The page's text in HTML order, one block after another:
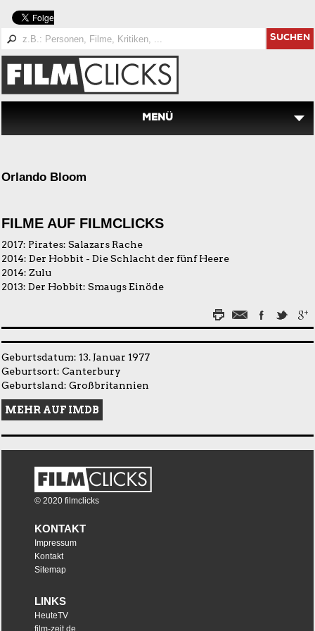
SUCHEN
MENÜ
Orlando Bloom
FILME AUF FILMCLICKS
2017: Pirates: Salazars Rache
2014: Der Hobbit - Die Schlacht der fünf Heere
2014: Zulu
2013: Der Hobbit: Smaugs Einöde
Geburtsdatum: 13. Januar 1977
Geburtsort: Canterbury
Geburtsland: Großbritannien
MEHR AUF IMDB
© 2020 filmclicks
KONTAKT
Impressum
Kontakt
Sitemap
LINKS
HeuteTV
film-zeit.de